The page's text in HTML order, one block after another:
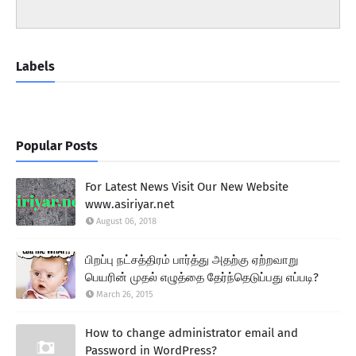
Labels
Popular Posts
For Latest News Visit Our New Website
www.asiriyar.net
August 06, 2018
பிறப்பு நட்சத்திரம் பார்த்து அதற்கு ஏற்றவாறு
பெயரின் முதல் எழுத்தை தேர்ந்தெடுப்பது எப்படி?
March 26, 2015
How to change administrator email and
Password in WordPress?